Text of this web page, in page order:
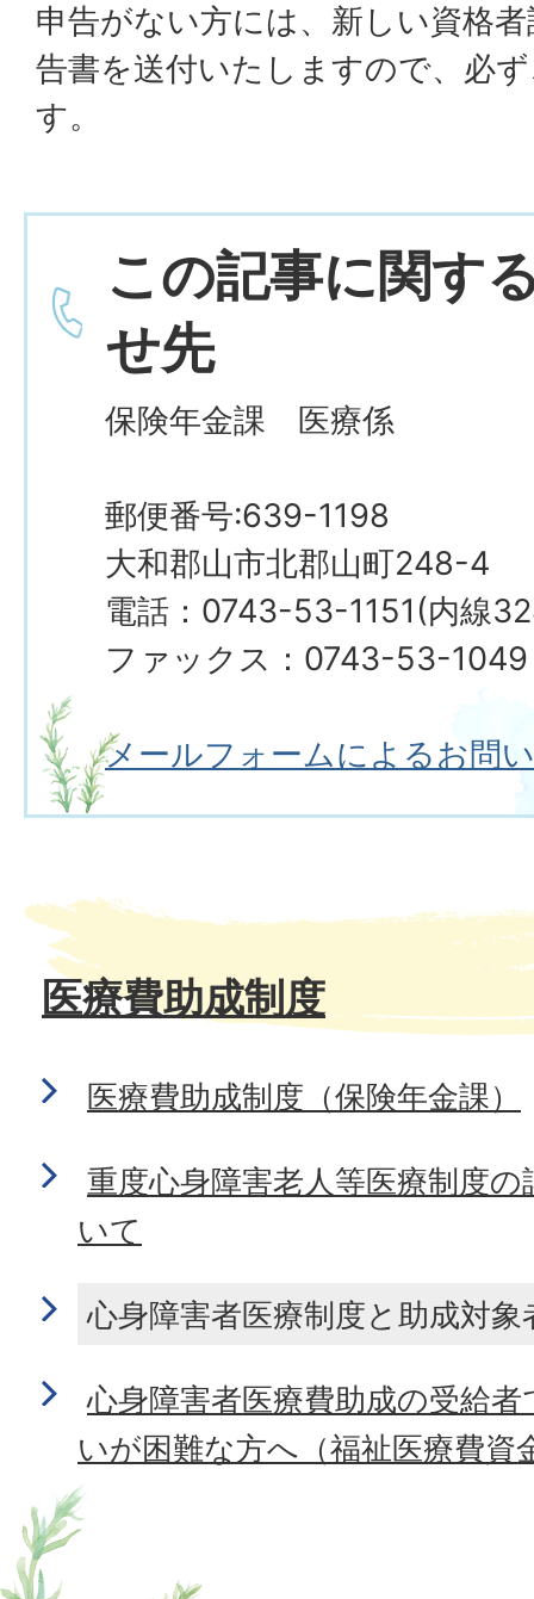
申告がない方には、新しい資格
告書を送付いたしますので、必
す。
この記事に関す
せ先
保険年金課 医療係
郵便番号:639-1198
大和郡山市北郡山町248-4
電話：0743-53-1151(内線
ファックス：0743-53-1049
メールフォームによるお問
医療費助成制度
医療費助成制度（保険年金課）
重度心身障害老人等医療制度
いて
心身障害者医療制度と助成対
心身障害者医療費助成の受給
いが困難な方へ（福祉医療費資